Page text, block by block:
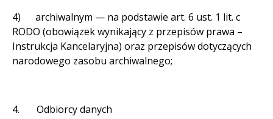
4) archiwalnym — na podstawie art. 6 ust. 1 lit. c
RODO (obowiązek wynikający z przepisów prawa –
Instrukcja Kancelaryjna) oraz przepisów dotyczących
narodowego zasobu archiwalnego;
4. Odbiorcy danych